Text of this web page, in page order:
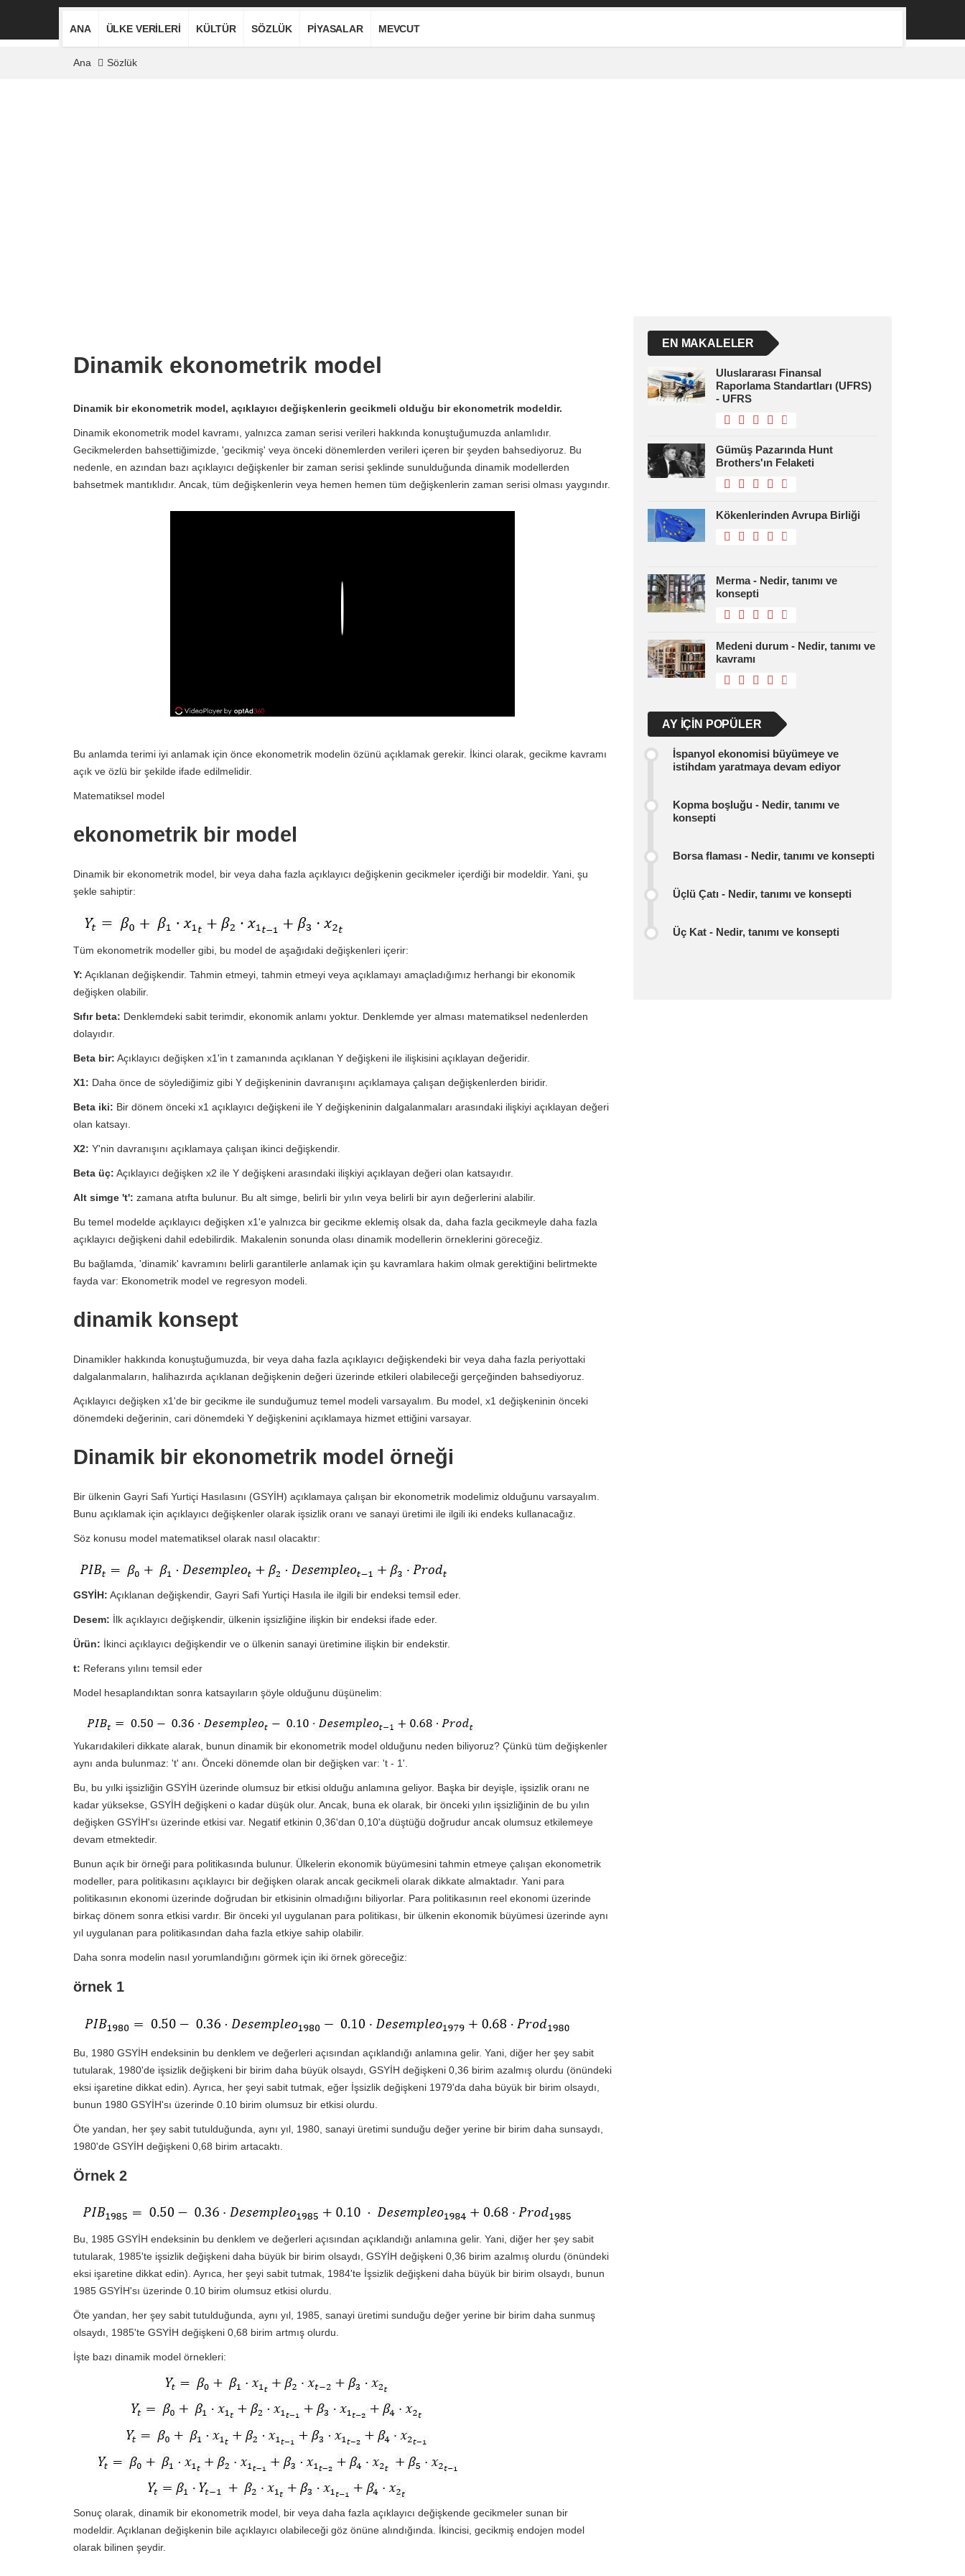
ANA ÜLKE VERILERI KÜLTÜR SÖZLÜK PIYASALAR MEVCUT
Ana Sözlük
Dinamik ekonometrik model
Dinamik bir ekonometrik model, açıklayıcı değişkenlerin gecikmeli olduğu bir ekonometrik modeldir.
Dinamik ekonometrik model kavramı, yalnızca zaman serisi verileri hakkında konuştuğumuzda anlamlıdır.
Gecikmelerden bahsettiğimizde, 'gecikmiş' veya önceki dönemlerden verileri içeren bir şeyden bahsediyoruz. Bu
nedenle, en azından bazı açıklayıcı değişkenler bir zaman serisi şeklinde sunulduğunda dinamik modellerden
bahsetmek mantıklıdır. Ancak, tüm değişkenlerin veya hemen hemen tüm değişkenlerin zaman serisi olması yaygındır.
Bu anlamda terimi iyi anlamak için önce ekonometrik modelin özünü açıklamak gerekir. İkinci olarak, gecikme kavramı
açık ve özlü bir şekilde ifade edilmelidir.
Matematiksel model
ekonometrik bir model
Dinamik bir ekonometrik model, bir veya daha fazla açıklayıcı değişkenin gecikmeler içerdiği bir modeldir. Yani, şu
şekle sahiptir:
Tüm ekonometrik modeller gibi, bu model de aşağıdaki değişkenleri içerir:
Y: Açıklanan değişkendir. Tahmin etmeyi, tahmin etmeyi veya açıklamayı amaçladığımız herhangi bir ekonomik
değişken olabilir.
Sıfır beta: Denklemdeki sabit terimdir, ekonomik anlamı yoktur. Denklemde yer alması matematiksel nedenlerden
dolayıdır.
Beta bir: Açıklayıcı değişken x1'in t zamanında açıklanan Y değişkeni ile ilişkisini açıklayan değeridir.
X1: Daha önce de söylediğimiz gibi Y değişkeninin davranışını açıklamaya çalışan değişkenlerden biridir.
Beta iki: Bir dönem önceki x1 açıklayıcı değişkeni ile Y değişkeninin dalgalanmaları arasındaki ilişkiyi açıklayan değeri
olan katsayı.
X2: Y'nin davranışını açıklamaya çalışan ikinci değişkendir.
Beta üç: Açıklayıcı değişken x2 ile Y değişkeni arasındaki ilişkiyi açıklayan değeri olan katsayıdır.
Alt simge 't': zamana atıfta bulunur. Bu alt simge, belirli bir yılın veya belirli bir ayın değerlerini alabilir.
Bu temel modelde açıklayıcı değişken x1'e yalnızca bir gecikme eklemiş olsak da, daha fazla gecikmeyle daha fazla
açıklayıcı değişkeni dahil edebilirdik. Makalenin sonunda olası dinamik modellerin örneklerini göreceğiz.
Bu bağlamda, 'dinamik' kavramını belirli garantilerle anlamak için şu kavramlara hakim olmak gerektiğini belirtmekte
fayda var: Ekonometrik model ve regresyon modeli.
dinamik konsept
Dinamikler hakkında konuştuğumuzda, bir veya daha fazla açıklayıcı değişkendeki bir veya daha fazla periyottaki
dalgalanmaların, halihazırda açıklanan değişkenin değeri üzerinde etkileri olabileceği gerçeğinden bahsediyoruz.
Açıklayıcı değişken x1'de bir gecikme ile sunduğumuz temel modeli varsayalım. Bu model, x1 değişkeninin önceki
dönemdeki değerinin, cari dönemdeki Y değişkenini açıklamaya hizmet ettiğini varsayar.
Dinamik bir ekonometrik model örneği
Bir ülkenin Gayri Safi Yurtiçi Hasılasını (GSYİH) açıklamaya çalışan bir ekonometrik modelimiz olduğunu varsayalım.
Bunu açıklamak için açıklayıcı değişkenler olarak işsizlik oranı ve sanayi üretimi ile ilgili iki endeks kullanacağız.
Söz konusu model matematiksel olarak nasıl olacaktır:
GSYİH: Açıklanan değişkendir, Gayri Safi Yurtiçi Hasıla ile ilgili bir endeksi temsil eder.
Desem: İlk açıklayıcı değişkendir, ülkenin işsizliğine ilişkin bir endeksi ifade eder.
Ürün: İkinci açıklayıcı değişkendir ve o ülkenin sanayi üretimine ilişkin bir endekstir.
t: Referans yılını temsil eder
Model hesaplandıktan sonra katsayıların şöyle olduğunu düşünelim:
Yukarıdakileri dikkate alarak, bunun dinamik bir ekonometrik model olduğunu neden biliyoruz? Çünkü tüm değişkenler
aynı anda bulunmaz: 't' anı. Önceki dönemde olan bir değişken var: 't - 1'.
Bu, bu yılki işsizliğin GSYİH üzerinde olumsuz bir etkisi olduğu anlamına geliyor. Başka bir deyişle, işsizlik oranı ne
kadar yüksekse, GSYİH değişkeni o kadar düşük olur. Ancak, buna ek olarak, bir önceki yılın işsizliğinin de bu yılın
değişken GSYİH'sı üzerinde etkisi var. Negatif etkinin 0,36'dan 0,10'a düştüğü doğrudur ancak olumsuz etkilemeye
devam etmektedir.
Bunun açık bir örneği para politikasında bulunur. Ülkelerin ekonomik büyümesini tahmin etmeye çalışan ekonometrik
modeller, para politikasını açıklayıcı bir değişken olarak ancak gecikmeli olarak dikkate almaktadır. Yani para
politikasının ekonomi üzerinde doğrudan bir etkisinin olmadığını biliyorlar. Para politikasının reel ekonomi üzerinde
birkaç dönem sonra etkisi vardır. Bir önceki yıl uygulanan para politikası, bir ülkenin ekonomik büyümesi üzerinde aynı
yıl uygulanan para politikasından daha fazla etkiye sahip olabilir.
Daha sonra modelin nasıl yorumlandığını görmek için iki örnek göreceğiz:
örnek 1
Bu, 1980 GSYİH endeksinin bu denklem ve değerleri açısından açıklandığı anlamına gelir. Yani, diğer her şey sabit
tutularak, 1980'de işsizlik değişkeni bir birim daha büyük olsaydı, GSYİH değişkeni 0,36 birim azalmış olurdu (önündeki
eksi işaretine dikkat edin). Ayrıca, her şeyi sabit tutmak, eğer İşsizlik değişkeni 1979'da daha büyük bir birim olsaydı,
bunun 1980 GSYİH'sı üzerinde 0.10 birim olumsuz bir etkisi olurdu.
Öte yandan, her şey sabit tutulduğunda, aynı yıl, 1980, sanayi üretimi sunduğu değer yerine bir birim daha sunsaydı,
1980'de GSYİH değişkeni 0,68 birim artacaktı.
Örnek 2
Bu, 1985 GSYİH endeksinin bu denklem ve değerleri açısından açıklandığı anlamına gelir. Yani, diğer her şey sabit
tutularak, 1985'te işsizlik değişkeni daha büyük bir birim olsaydı, GSYİH değişkeni 0,36 birim azalmış olurdu (önündeki
eksi işaretine dikkat edin). Ayrıca, her şeyi sabit tutmak, 1984'te İşsizlik değişkeni daha büyük bir birim olsaydı, bunun
1985 GSYİH'sı üzerinde 0.10 birim olumsuz etkisi olurdu.
Öte yandan, her şey sabit tutulduğunda, aynı yıl, 1985, sanayi üretimi sunduğu değer yerine bir birim daha sunmuş
olsaydı, 1985'te GSYİH değişkeni 0,68 birim artmış olurdu.
İşte bazı dinamik model örnekleri:
Sonuç olarak, dinamik bir ekonometrik model, bir veya daha fazla açıklayıcı değişkende gecikmeler sunan bir
modeldir. Açıklanan değişkenin bile açıklayıcı olabileceği göz önüne alındığında. İkincisi, gecikmiş endojen model
olarak bilinen şeydir.
EN MAKALELER
Uluslararası Finansal
Raporlama Standartları (UFRS)
- UFRS
Gümüş Pazarında Hunt
Brothers'ın Felaketi
Kökenlerinden Avrupa Birliği
Merma - Nedir, tanımı ve
konsepti
Medeni durum - Nedir, tanımı ve
kavramı
AY IÇIN POPÜLER
İspanyol ekonomisi büyümeye ve
istihdam yaratmaya devam ediyor
Kopma boşluğu - Nedir, tanımı ve
konsepti
Borsa flaması - Nedir, tanımı ve konsepti
Üçlü Çatı - Nedir, tanımı ve konsepti
Üç Kat - Nedir, tanımı ve konsepti